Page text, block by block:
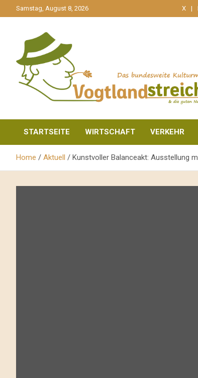
zum
Samstag, August 8, 2026 X
Vogtlandstreicher
STARTSEITE WIRTSCHAFT VERKEHR
Home Aktuell Kunstvoller Balanceakt: Ausstellung